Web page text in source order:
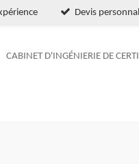
Devis
CABINET D'INGÉNIERIE DE